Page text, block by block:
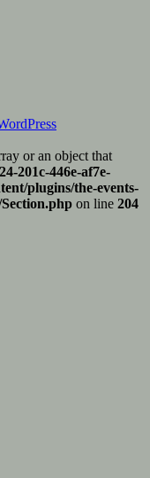
or an object that
201c-446e-af7e-
plugins/the-events-
on line 204